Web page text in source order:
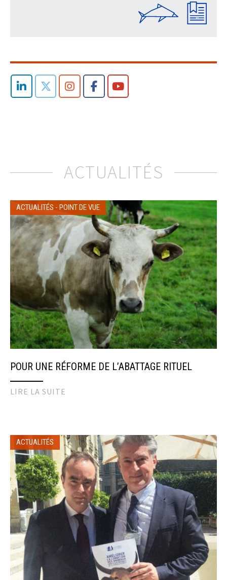
ACTUALITÉS
ACTUALITÉS - POINT DE VUE
POUR UNE RÉFORME DE L’ABATTAGE RITUEL
LIRE LA SUITE
ACTUALITÉS